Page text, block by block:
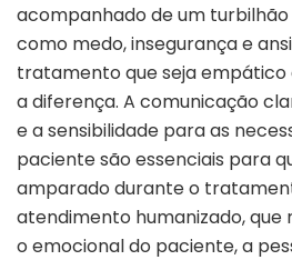
acompanhado de um
como medo, insegurança e
tratamento que seja empático
a diferença. A comunicação
e a sensibilidade para as
paciente são essenciais para
amparado durante o
atendimento humanizado, que
o emocional do paciente, a